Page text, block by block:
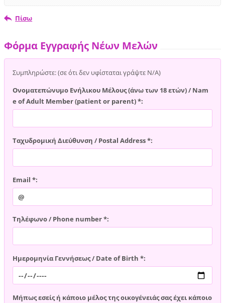
Πίσω
Φόρμα Εγγραφής Νέων Μελών
Συμπληρώστε: (σε ότι δεν υφίσταται γράψτε Ν/Α)
Ονοματεπώνυμο Ενήλικου Μέλους (άνω των 18 ετών) / Nam
e of Adult Member (patient or parent) *:
Ταχυδρομική Διεύθυνση / Postal Address *:
Email *:
Τηλέφωνο / Phone number *:
Ημερομηνία Γεννήσεως / Date of Birth *:
Μήπως εσείς ή κάποιο μέλος της οικογένειάς σας έχει κάποιο